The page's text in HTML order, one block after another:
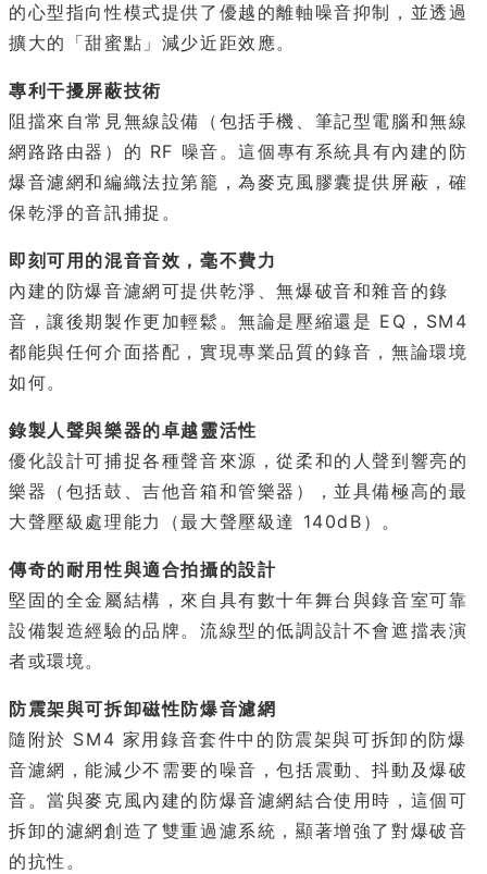
的心型指向性模式提供了優越的離軸噪音抑制，並透過
擴大的「甜蜜點」減少近距效應。
專利干擾屏蔽技術
阻擋來自常見無線設備（包括手機、筆記型電腦和無線
網路路由器）的 RF 噪音。這個專有系統具有內建的防
爆音濾網和編織法拉第籠，為麥克風膠囊提供屏蔽，確
保乾淨的音訊捕捉。
即刻可用的混音音效，毫不費力
內建的防爆音濾網可提供乾淨、無爆破音和雜音的錄
音，讓後期製作更加輕鬆。無論是壓縮還是 EQ，SM4
都能與任何介面搭配，實現專業品質的錄音，無論環境
如何。
錄製人聲與樂器的卓越靈活性
優化設計可捕捉各種聲音來源，從柔和的人聲到響亮的
樂器（包括鼓、吉他音箱和管樂器），並具備極高的最
大聲壓級處理能力（最大聲壓級達 140dB）。
傳奇的耐用性與適合拍攝的設計
堅固的全金屬結構，來自具有數十年舞台與錄音室可靠
設備製造經驗的品牌。流線型的低調設計不會遮擋表演
者或環境。
防震架與可拆卸磁性防爆音濾網
隨附於 SM4 家用錄音套件中的防震架與可拆卸的防爆
音濾網，能減少不需要的噪音，包括震動、抖動及爆破
音。當與麥克風內建的防爆音濾網結合使用時，這個可
拆卸的濾網創造了雙重過濾系統，顯著增強了對爆破音
的抗性。